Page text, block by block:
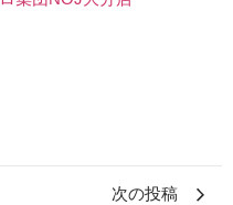
次の投稿